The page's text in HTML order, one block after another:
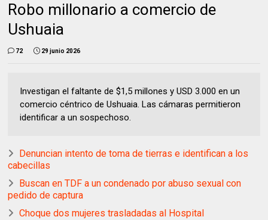
Robo millonario a comercio de
Ushuaia
72 29 junio 2026
Investigan el faltante de $1,5 millones y USD 3.000 en un
comercio céntrico de Ushuaia. Las cámaras permitieron
identificar a un sospechoso.
Denuncian intento de toma de tierras e identifican a los
cabecillas
Buscan en TDF a un condenado por abuso sexual con
pedido de captura
Choque dos mujeres trasladadas al Hospital